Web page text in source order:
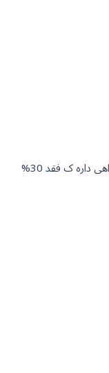
باید حفظ کنی فقد راهش همینه. هم ی راهی داره ک فقد 30%